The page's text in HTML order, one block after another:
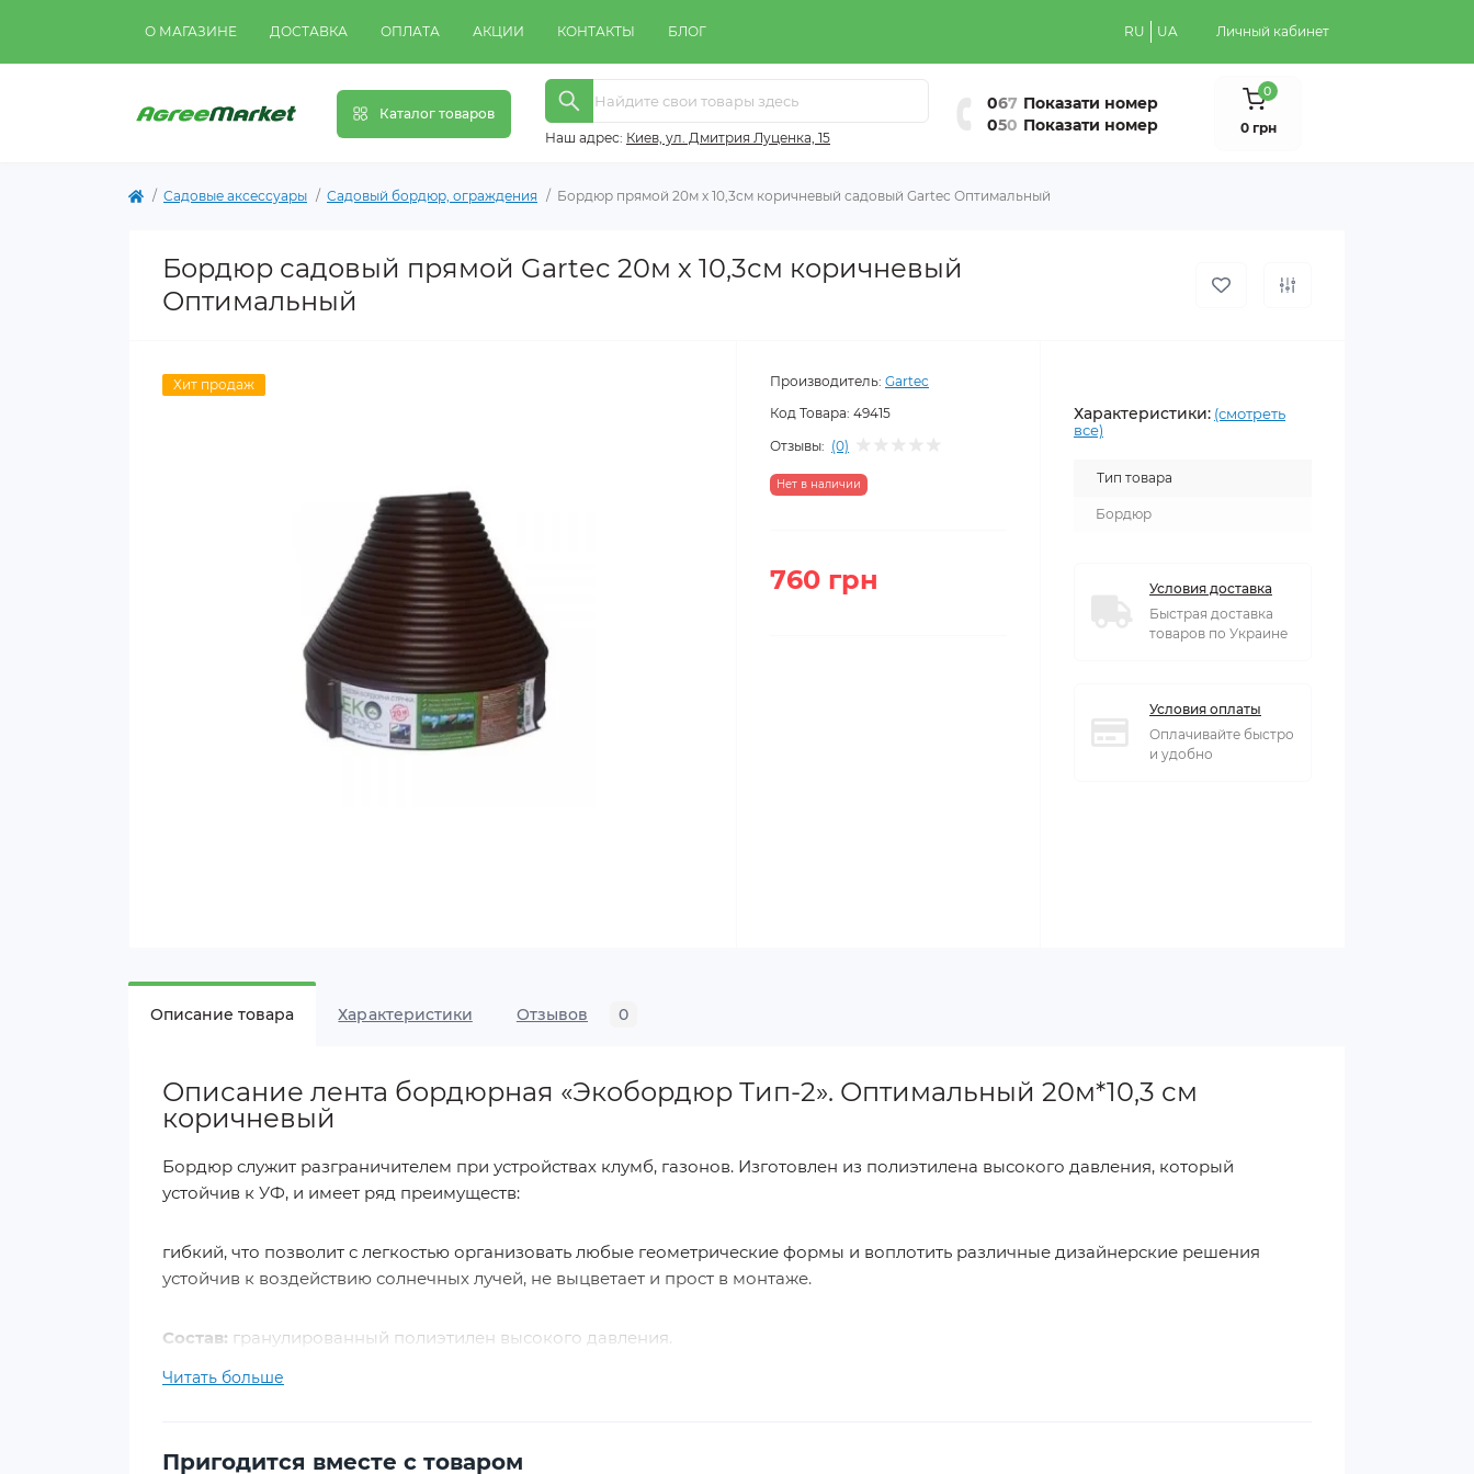
О МАГАЗИНЕ ДОСТАВКА ОПЛАТА АКЦИИ КОНТАКТЫ БЛОГ RU UA Личный кабинет
Каталог товаров
Наш адрес: Киeв, ул. Дмитрия Луценка, 15
067 Показати номер
050 Показати номер
0
0 грн
Садовые аксессуары Садовый бордюр, ограждения Бордюр прямой 20м х 10,3см коричневый садовый Gartec Оптимальный
Бордюр садовый прямой Gartec 20м х 10,3см коричневый
Оптимальный
Хит продаж Производитель: Gartec
Код Товара: 49415
Отзывы: (0)
Нет в наличии
760 грн
Характеристики: (смотреть
все)
Тип товара
Бордюр
Условия доставка
Быстрая доставка
товаров по Украине
Условия оплаты
Оплачивайте быстро
и удобно
Описание товара Характеристики Отзывов 0
Описание лента бордюрная «Экобордюр Тип-2». Оптимальный 20м*10,3 см
коричневый
Бордюр служит разграничителем при устройствах клумб, газонов. Изготовлен из полиэтилена высокого давления, который
устойчив к УФ, и имеет ряд преимуществ:
гибкий, что позволит с легкостью организовать любые геометрические формы и воплотить различные дизайнерские решения
устойчив к воздействию солнечных лучей, не выцветает и прост в монтаже.
Состав: гранулированный полиэтилен высокого давления.
Читать больше
Пригодится вместе с товаром